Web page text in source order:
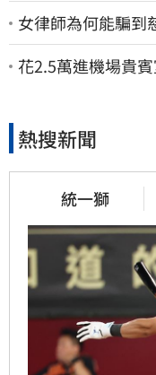
女律師為何能騙
李怡貞驚曝背後身
花2.5萬進機場貴
熱搜新聞
統一獅